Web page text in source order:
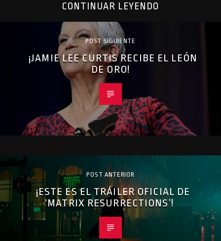
CONTINUAR LEYENDO
POST SIGUIENTE
¡JAMIE LEE CURTIS RECIBE EL LEÓN
DE ORO!
POST ANTERIOR
¡ESTE ES EL TRÁILER OFICIAL DE
‘MATRIX RESURRECTIONS’!